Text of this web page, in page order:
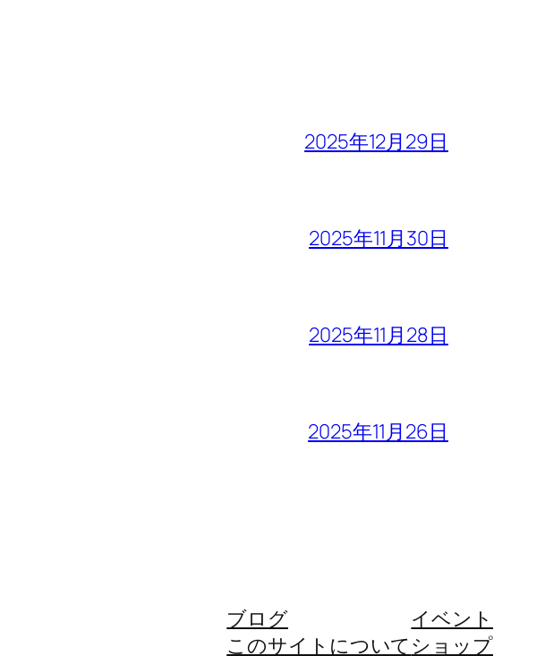
2025年12月29日
2025年11月30日
2025年11月28日
2025年11月26日
ブログ
このサイトについて
イベント
ショップ